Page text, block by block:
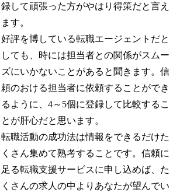
録して頑張った方がやはり得策だと言え
ます。
好評を博している転職エージェントだと
しても、時には担当者との関係がスムー
ズにいかないことがあると聞きます。信
頼のおける担当者に依頼することができ
るように、4～5個に登録して比較するこ
とが肝心だと思います。
転職活動の成功法は情報をできるだけた
くさん集めて熟考することです。信頼に
足る転職支援サービスに申し込めば、た
くさんの求人の中よりあなたが望んでい